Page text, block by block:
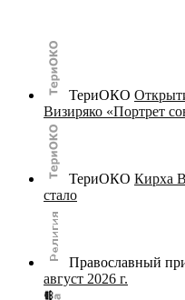
ТериОКО
Визиряко «Портрет
ТериОКО Кирха
стало
Православный
август 2026 г.